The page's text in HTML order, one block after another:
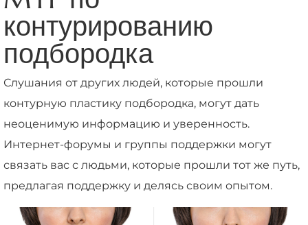
контурированию
подбородка
Слушания от других людей, которые прошли
контурную пластику подбородка, могут дать
неоценимую информацию и уверенность.
Интернет-форумы и группы поддержки могут
связать вас с людьми, которые прошли тот же путь,
предлагая поддержку и делясь своим опытом.